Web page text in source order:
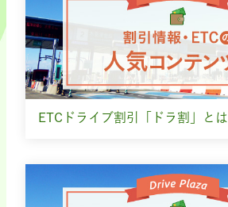
ETCドライブ割引「ドラ割」とは